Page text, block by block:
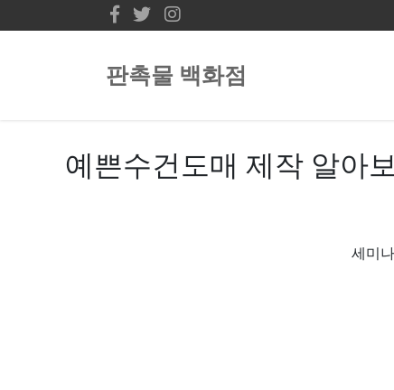
판촉물 백화점
예쁜수건도매 제작 알아
세미